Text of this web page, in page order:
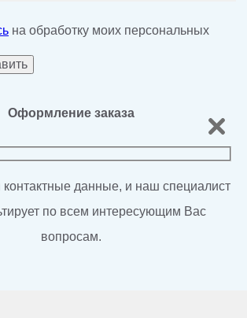
на обработку моих персональных
Оформление заказа
данные, и наш специалист
по всем интересующим Вас
вопросам.